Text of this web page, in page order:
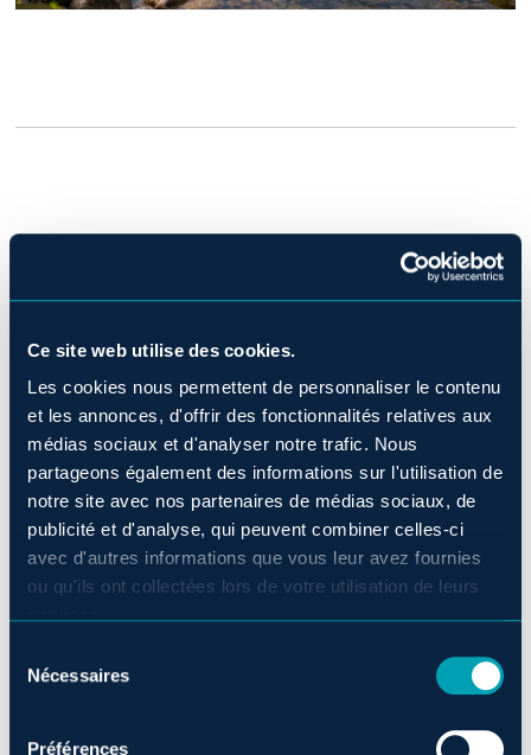
Ce site web utilise des cookies.
Les cookies nous permettent de personnaliser le contenu
et les annonces, d'offrir des fonctionnalités relatives aux
médias sociaux et d'analyser notre trafic. Nous
partageons également des informations sur l'utilisation de
notre site avec nos partenaires de médias sociaux, de
publicité et d'analyse, qui peuvent combiner celles-ci
avec d'autres informations que vous leur avez fournies
ou qu'ils ont collectées lors de votre utilisation de leurs
Nécessaires
Préférences
À L’AGENDA EN AOÛT
2026
Août compte également plusieurs rendez-vous
plus discrets. Des propositions culturelles qui
s’intègrent facilement entre deux promenades ou
offrent une solution lorsque la météo invite à
entrer.
SORS TES GRANDS AIRS!
Le 2 août 2026